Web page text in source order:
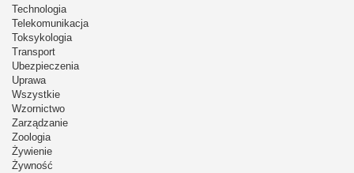
Technologia
Telekomunikacja
Toksykologia
Transport
Ubezpieczenia
Uprawa
Wszystkie
Wzornictwo
Zarządzanie
Zoologia
Żywienie
Żywność